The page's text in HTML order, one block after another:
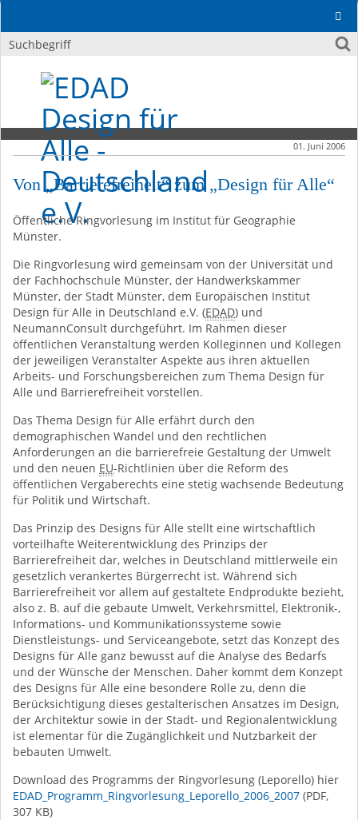
01. Juni 2006
Von „Barrierefreiheit“ zum „Design für Alle“
Öffentliche Ringvorlesung im Institut für Geographie
Münster.
Die Ringvorlesung wird gemeinsam von der Universität und
der Fachhochschule Münster, der Handwerkskammer
Münster, der Stadt Münster, dem Europäischen Institut
Design für Alle in Deutschland e.V. (EDAD) und
NeumannConsult durchgeführt. Im Rahmen dieser
öffentlichen Veranstaltung werden Kolleginnen und Kollegen
der jeweiligen Veranstalter Aspekte aus ihren aktuellen
Arbeits- und Forschungsbereichen zum Thema Design für
Alle und Barrierefreiheit vorstellen.
Das Thema Design für Alle erfährt durch den
demographischen Wandel und den rechtlichen
Anforderungen an die barrierefreie Gestaltung der Umwelt
und den neuen EU-Richtlinien über die Reform des
öffentlichen Vergaberechts eine stetig wachsende Bedeutung
für Politik und Wirtschaft.
Das Prinzip des Designs für Alle stellt eine wirtschaftlich
vorteilhafte Weiterentwicklung des Prinzips der
Barrierefreiheit dar, welches in Deutschland mittlerweile ein
gesetzlich verankertes Bürgerrecht ist. Während sich
Barrierefreiheit vor allem auf gestaltete Endprodukte bezieht,
also z. B. auf die gebaute Umwelt, Verkehrsmittel, Elektronik-,
Informations- und Kommunikationssysteme sowie
Dienstleistungs- und Serviceangebote, setzt das Konzept des
Designs für Alle ganz bewusst auf die Analyse des Bedarfs
und der Wünsche der Menschen. Daher kommt dem Konzept
des Designs für Alle eine besondere Rolle zu, denn die
Berücksichtigung dieses gestalterischen Ansatzes im Design,
der Architektur sowie in der Stadt- und Regionalentwicklung
ist elementar für die Zugänglichkeit und Nutzbarkeit der
bebauten Umwelt.
Download des Programms der Ringvorlesung (Leporello) hier
EDAD_Programm_Ringvorlesung_Leporello_2006_2007 (PDF,
307 KB)